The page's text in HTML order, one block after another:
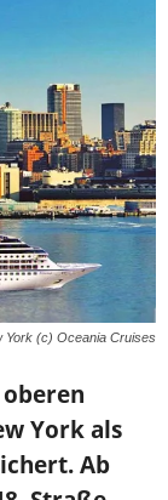
York (c) Oceania Cruises
York als
Ab